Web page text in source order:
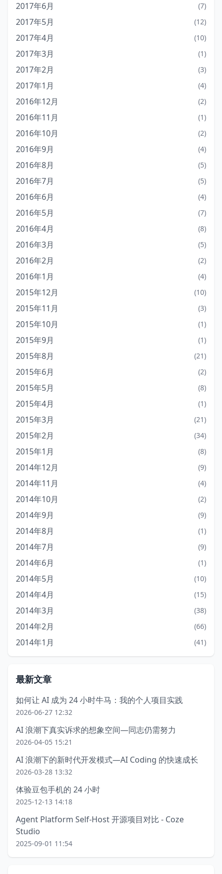
2017年6月 (7)
2017年5月 (12)
2017年4月 (10)
2017年3月 (1)
2017年2月 (3)
2017年1月 (4)
2016年12月 (2)
2016年11月 (1)
2016年10月 (2)
2016年9月 (4)
2016年8月 (5)
2016年7月 (5)
2016年6月 (4)
2016年5月 (7)
2016年4月 (8)
2016年3月 (5)
2016年2月 (2)
2016年1月 (4)
2015年12月 (10)
2015年11月 (3)
2015年10月 (1)
2015年9月 (1)
2015年8月 (21)
2015年6月 (2)
2015年5月 (8)
2015年4月 (1)
2015年3月 (21)
2015年2月 (34)
2015年1月 (8)
2014年12月 (9)
2014年11月 (4)
2014年10月 (2)
2014年9月 (9)
2014年8月 (1)
2014年7月 (9)
2014年6月 (1)
2014年5月 (10)
2014年4月 (15)
2014年3月 (38)
2014年2月 (66)
2014年1月 (41)
最新文章
如何让 AI 成为 24 小时牛马：我的个人项目实践
2026-06-27 12:32
AI 浪潮下真实诉求的想象空间—同志仍需努力
2026-04-05 15:21
AI 浪潮下的新时代开发模式—AI Coding 的快速成长
2026-03-28 13:32
体验豆包手机的 24 小时
2025-12-13 14:18
Agent Platform Self-Host 开源项目对比 - Coze
Studio
2025-09-01 11:54